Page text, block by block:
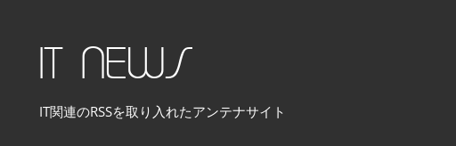
IT NEWS
IT関連のRSSを取り入れたアンテナサイト